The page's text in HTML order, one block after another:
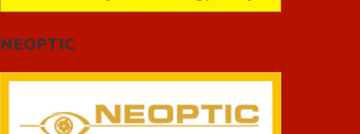
NEOPTIC